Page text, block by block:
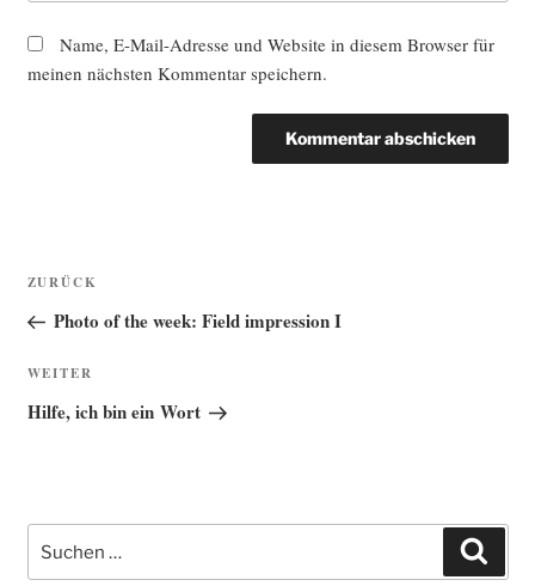
Name, E-Mail-Adresse und Website in diesem Browser für
meinen nächsten Kommentar speichern.
Beitragsnavigation
Vorheriger
Beitrag
ZURÜCK
Photo of the week: Field impression I
Nächster
Beitrag
WEITER
Hilfe, ich bin ein Wort
nach: